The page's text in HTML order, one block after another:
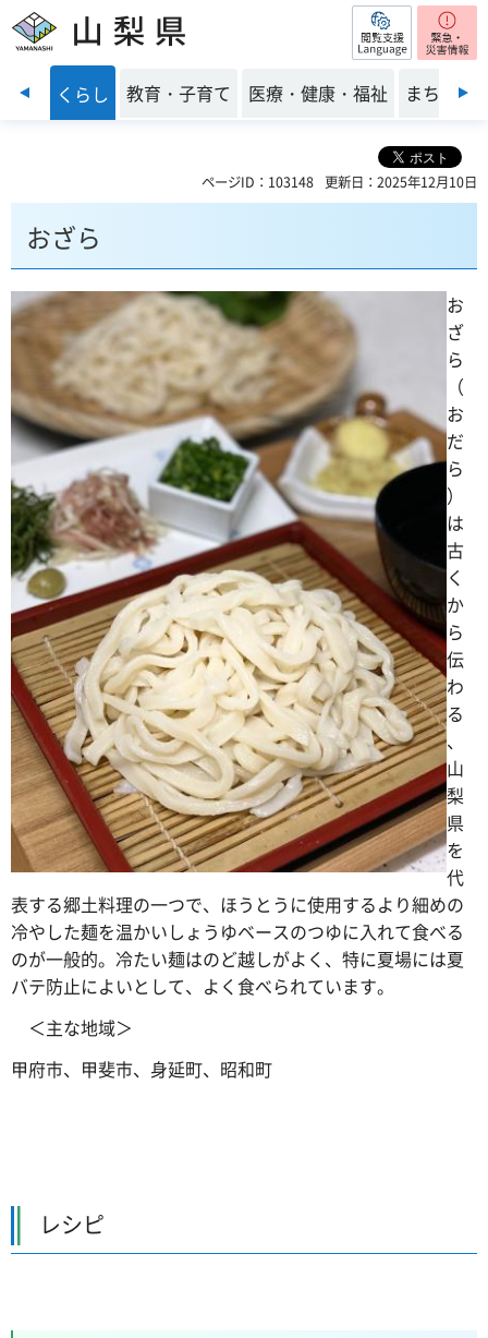
山梨県 閲覧支援
前のスライドを表示
全 くらし 教育・子育て 医療・健康・福祉 まちづく
ページID：103148 更新日：2025年12月10日
おざら
お
ざ
ら
（
お
だ
ら
）
は
古
く
か
ら
伝
わ
る
、
山
梨
県
を
代
表する郷土料理の一つで、ほうとうに使用するより細めの
冷やした麺を温かいしょうゆベースのつゆに入れて食べる
のが一般的。冷たい麺はのど越しがよく、特に夏場には夏
バテ防止によいとして、よく食べられています。
＜主な地域＞
甲府市、甲斐市、身延町、昭和町
レシピ